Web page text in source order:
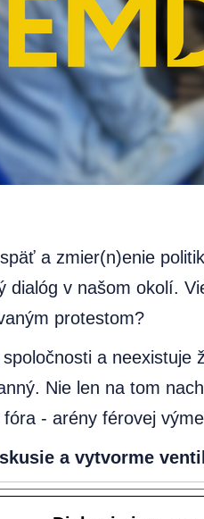
a zmier(n)enie
dialóg v našom okolí.
protestom?
a neexistuje
Nie len na tom
- arény férovej
a vytvorme